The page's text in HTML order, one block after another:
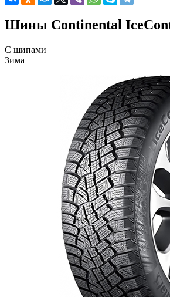
Шины Continental
С шипами
Зима